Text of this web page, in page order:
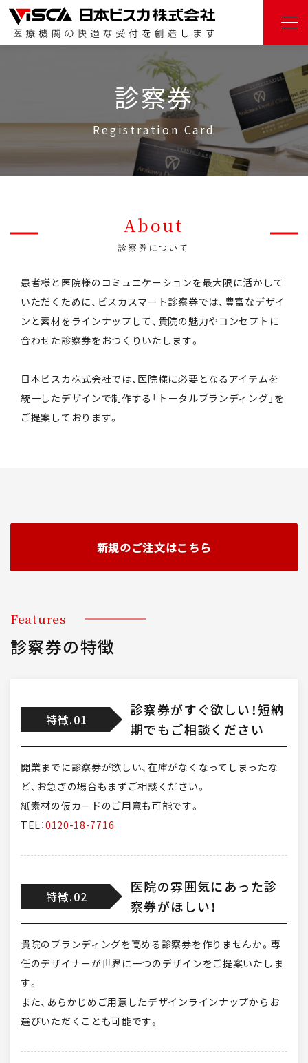
診察券
Registration Card
About
診察券について
患者様と医院様のコミュニケーションを最大限に活かして
いただくために、ビスカスマート診察券では、 豊富なデザイ
ンと素材をラインナップして、貴院の魅力やコンセプトに
合わせた診察券をおつくりいたします。
日本ビスカ株式会社では、医院様に必要となるアイテムを
統一したデザインで制作する 「トータルブランディング」を
ご提案しております。
新規のご注文はこちら
Features
診察券の特徴
特徴.01
診察券がすぐ欲しい！短納
期でもご相談ください
開業までに診察券が欲しい、在庫がなくなってしまったな
ど、お急ぎの場合もまずご相談ください。
紙素材の仮カードのご用意も可能です。
TEL：0120-18-7716
特徴.02
医院の雰囲気にあった診
察券がほしい！
貴院のブランディングを高める診察券を作りませんか。専
任のデザイナーが世界に一つのデザインをご提案いたしま
す。
また、あらかじめご用意したデザインラインナップからお
選びいただくことも可能です。